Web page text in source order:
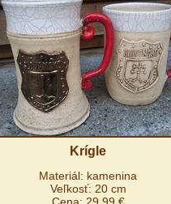
Krígle
Materiál: kamenina
Veľkosť: 20 cm